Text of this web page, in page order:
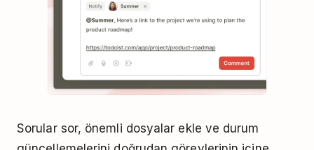
Sorular sor, önemli dosyalar ekle ve durum